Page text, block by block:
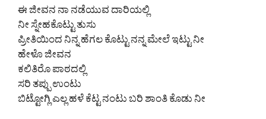
ಈ ಜೀವನ ನಾ ನಡೆಯುವ ದಾರಿಯಲ್ಲಿ
ನೀ ಸ್ನೇಹಕೊಟ್ಟು ತುಸು
ಪ್ರೀತಿಯಿಂದ ನಿನ್ನ ಹೆಗಲ ಕೊಟ್ಟು ನನ್ನ ಮೇಲೆ ಇಟ್ಟು ನೀ
ಹೇಳೊ ಜೀವನ
ಕಲಿತಿರೊ ಪಾಠದಲ್ಲಿ
ಸರಿ ತಪ್ಪು ಉಂಟು
ಬಿಟ್ಟೋಗ್ಲಿ ಎಲ್ಲ ಹಳೆ ಕೆಟ್ಟ ನಂಟು ಬರಿ ಶಾಂತಿ ಕೊಡು ನೀ